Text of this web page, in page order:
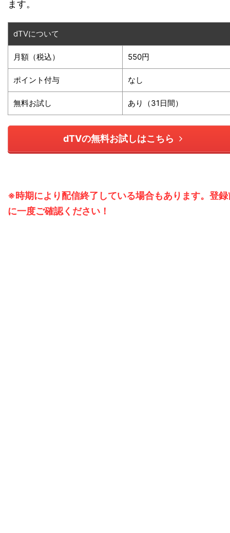
ます。
dTVについて
月額（税込） 550円
ポイント付与 なし
無料お試し あり（31日間）
dTVの無料お試しはこちら
※時期により配信終了している場合もあります。登録
に一度ご確認ください！